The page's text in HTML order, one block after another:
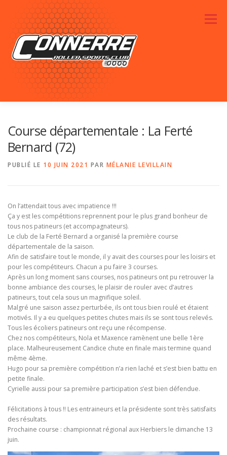
Aller au contenu
Menu
Course départementale : La Ferté
Bernard (72)
PUBLIÉ LE 10 JUIN 2021 PAR MÉLANIE LEVILLAIN
On l’attendait tous avec impatience !!!
Ça y est les compétitions reprennent pour le plus grand bonheur de
tous nos patineurs (et accompagnateurs).
Le club de la Ferté Bernard a organisé la première course
départementale de la saison.
Afin de satisfaire tout le monde, il y avait des courses pour les loisirs et
pour les compétiteurs. Chacun a pu faire 3 courses.
Après un long moment sans courses, nos patineurs ont pu retrouver la
bonne ambiance des courses, le plaisir de rouler avec d’autres
patineurs, tout cela sous un magnifique soleil.
Malgré une saison assez perturbée, ils ont tous bien roulé et étaient
motivés. Il y a eu quelques petites chutes mais ils se sont tous relevés.
Tous les écoliers patineurs ont reçu une récompense.
Chez nos compétiteurs, Nola et Maxence ramènent une belle 1ère
place. Malheureusement Candice chute en finale mais termine quand
même 4ème.
Hugo pour sa première compétition n’a rien laché et s’est bien battu en
petite finale.
Cyrielle aussi pour sa première participation s’est bien défendue.
Félicitations à tous !! Les entraineurs et la présidente sont très satisfaits
des résultats.
Prochaine course : championnat régional aux Herbiers le dimanche 13
juin.